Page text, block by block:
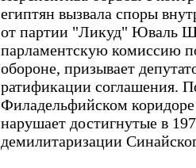
египтян вызвала споры
от партии "Ликуд" Юваль
парламентскую комиссию
обороне, призывает
ратификации соглашения.
Филадельфийском
нарушает достигнутые в
демилитаризации